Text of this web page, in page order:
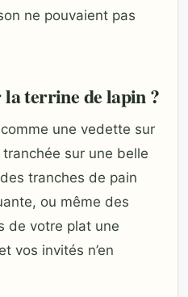
ne pouvaient pas
terrine de lapin ?
une vedette sur
sur une belle
tranches de pain
ou même des
de votre plat une
vos invités n’en